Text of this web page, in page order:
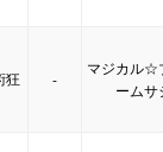
狂 -
マジカル☆
ームサ